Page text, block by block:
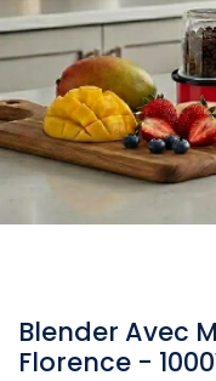
Blender Avec
Florence -